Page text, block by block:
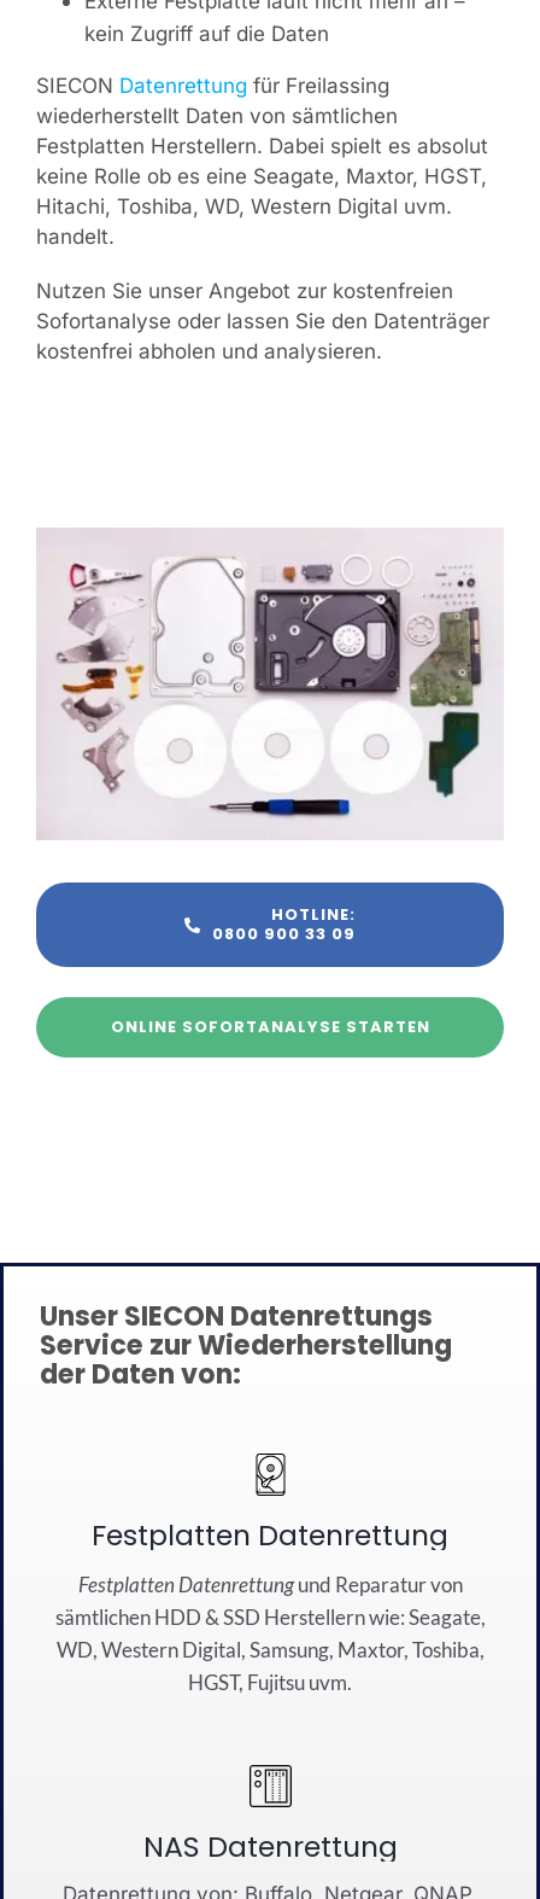
kein Zugriff auf die Daten
SIECON Datenrettungfür Freilassing
wiederherstellt Daten von sämtlichen
Festplatten Herstellern. Dabei spielt es absolut
keine Rolle ob es eine Seagate, Maxtor, HGST,
Hitachi, Toshiba, WD, Western Digital uvm.
handelt.
Nutzen Sie unser Angebot zur kostenfreien
Sofortanalyse oder lassen Sie den Datenträger
kostenfrei abholen und analysieren.
HOTLINE:
0800 900 33 09
ONLINE SOFORTANALYSE STARTEN
Unser SIECON Datenrettungs
Service zur Wiederherstellung
der Daten von:
Festplatten Datenrettung
Festplatten Datenrettungund Reparaturvon
sämtlichen HDD&SSD Herstellern wie:Seagate,
WD,Western Digital,Samsung, Maxtor,Toshiba,
HGST, Fujitsuuvm.
NAS Datenrettung
Datenrettung von: Buffalo, Netgear, QNAP,